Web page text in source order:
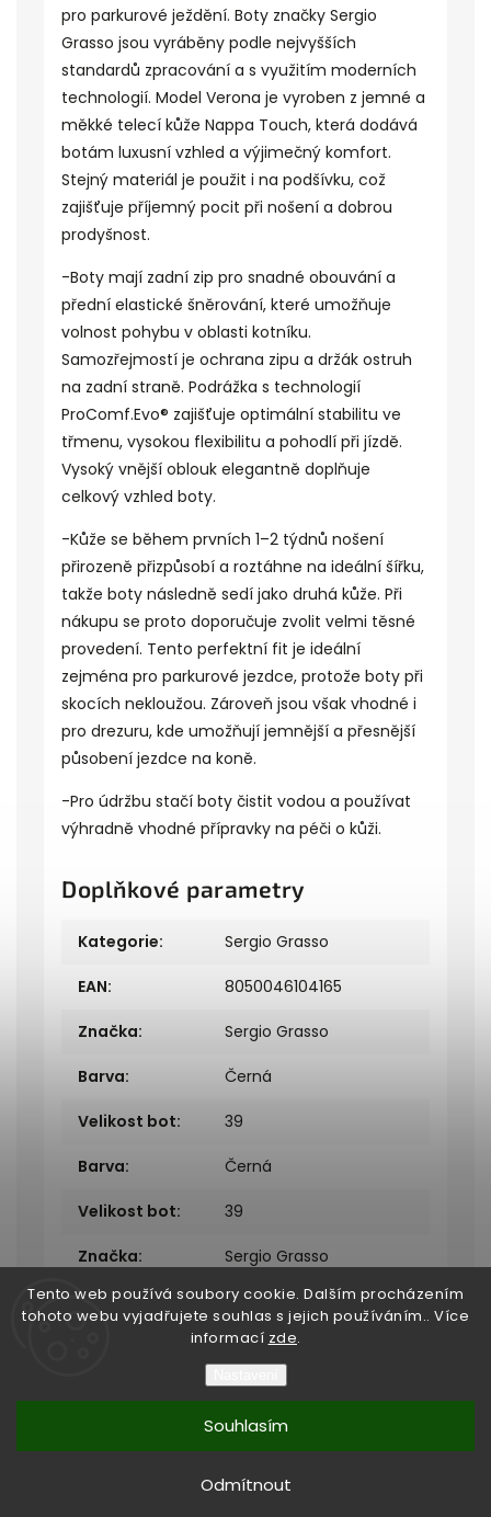
Tento web používá soubory cookie. Dalším procházením
tohoto webu vyjadřujete souhlas s jejich používáním.. Více
informací zde.
Odmítnout
Souhlasím
pro parkurové ježdění. Boty značky Sergio
Grasso jsou vyráběny podle nejvyšších
standardů zpracování a s využitím moderních
technologií. Model Verona je vyroben z jemné a
měkké telecí kůže Nappa Touch, která dodává
botám luxusní vzhled a výjimečný komfort.
Stejný materiál je použit i na podšívku, což
zajišťuje příjemný pocit při nošení a dobrou
prodyšnost.
-Boty mají zadní zip pro snadné obouvání a
přední elastické šněrování, které umožňuje
volnost pohybu v oblasti kotníku.
Samozřejmostí je ochrana zipu a držák ostruh
na zadní straně. Podrážka s technologií
ProComf.Evo® zajišťuje optimální stabilitu ve
třmenu, vysokou flexibilitu a pohodlí při jízdě.
Vysoký vnější oblouk elegantně doplňuje
celkový vzhled boty.
-Kůže se během prvních 1–2 týdnů nošení
přirozeně přizpůsobí a roztáhne na ideální šířku,
takže boty následně sedí jako druhá kůže. Při
nákupu se proto doporučuje zvolit velmi těsné
provedení. Tento perfektní fit je ideální
zejména pro parkurové jezdce, protože boty při
skocích nekloužou. Zároveň jsou však vhodné i
pro drezuru, kde umožňují jemnější a přesnější
působení jezdce na koně.
-Pro údržbu stačí boty čistit vodou a používat
výhradně vhodné přípravky na péči o kůži.
Doplňkové parametry
Kategorie: Sergio Grasso
EAN: 8050046104165
Značka: Sergio Grasso
Barva: Černá
Velikost bot: 39
Barva: Černá
Velikost bot: 39
Značka: Sergio Grasso
Vytvořil Shoptet
Copyright 2026Bukefalos. Všechna práva vyhrazena.
Shoptet| Design